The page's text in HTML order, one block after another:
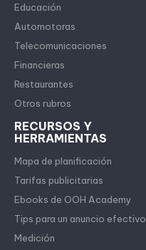
Educación
Automotoras
Telecomunicaciones
Financieras
Restaurantes
Otros rubros
RECURSOS Y
HERRAMIENTAS
Mapa de planificación
Tarifas publicitarias
Ebooks de OOH Academy
Tips para un anuncio efectivo
Medición